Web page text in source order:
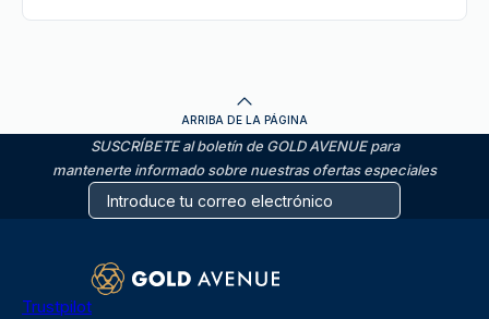
ARRIBA DE LA PÁGINA
SUSCRÍBETE al boletín de GOLD AVENUE para
mantenerte informado sobre nuestras ofertas especiales
Trustpilot